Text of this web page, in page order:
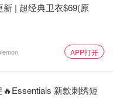
务表格。随着他们年龄
并帮助他们使用新技
丧，但我理解人们对
母亲来到一家保险公司
语口语感到沮丧。
。三年后，我有了自
新 | 超经典卫衣$69(原
APP打开
新款刺绣短